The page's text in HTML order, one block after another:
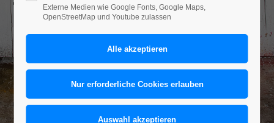
BOTS¶REISE­SKIZZEN
ISLAND¶
KREUZ­WEG­ICONS¶
LEBEN­DIGE BAROCK-
GEMÄLDE¶HOMO
Externe Medien wie Google Fonts, Google Maps,
OpenStreetMap und Youtube zulassen